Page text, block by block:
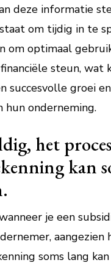
deze informatie
om tijdig in te
om optimaal
steun, wat
succesvolle groei en
hun onderneming.
het
kan
je een
aangezien
soms lang